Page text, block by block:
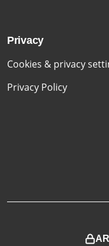
Privacy
Cookies & privacy
Privacy Policy